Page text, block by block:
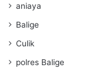
aniaya
Balige
Culik
polres Balige